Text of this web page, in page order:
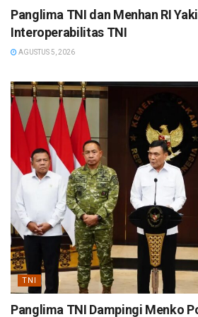
Panglima TNI dan Menhan RI
Interoperabilitas TNI
AGUSTUS 5, 2026
TNI
Panglima TNI Dampingi Menko